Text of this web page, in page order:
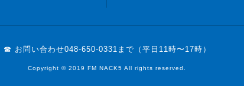
☎ お問い合わせ048-650-0331まで（平日11時〜17時）
Copyright © 2019 FM NACK5 All rights reserved.